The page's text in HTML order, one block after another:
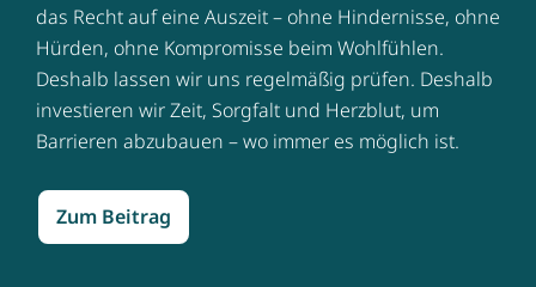
das Recht auf eine Auszeit – ohne Hindernisse, ohne
Hürden, ohne Kompromisse beim Wohlfühlen.
Deshalb lassen wir uns regelmäßig prüfen. Deshalb
investieren wir Zeit, Sorgfalt und Herzblut, um
Barrieren abzubauen – wo immer es möglich ist.
Zum Beitrag